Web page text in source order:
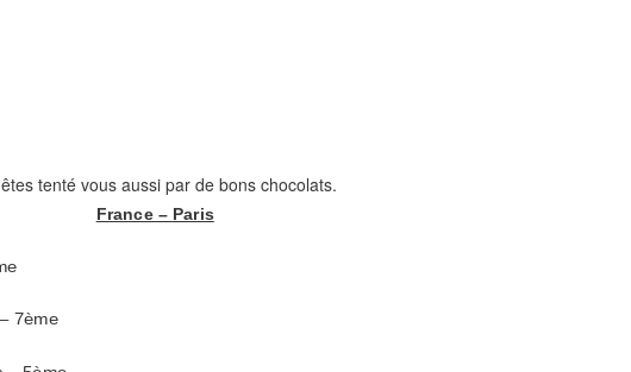
tenté vous aussi par de bons chocolats.
France – Paris
7ème